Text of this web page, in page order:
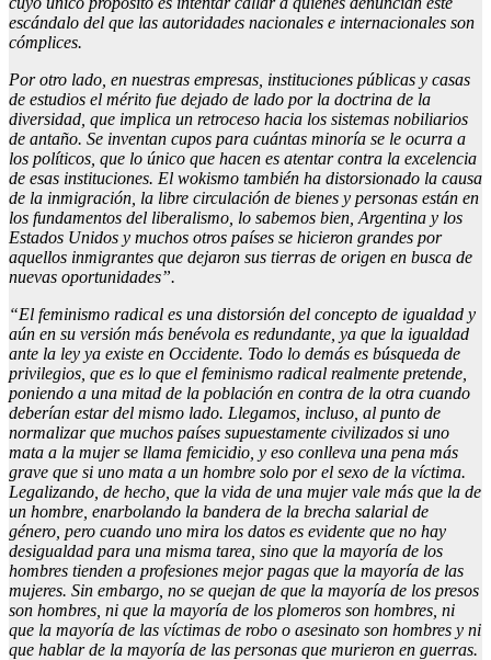
escándalo del que las autoridades nacionales e internacionales son
cómplices.
Por otro lado, en nuestras empresas, instituciones públicas y casas
de estudios el mérito fue dejado de lado por la doctrina de la
diversidad, que implica un retroceso hacia los sistemas nobiliarios
de antaño. Se inventan cupos para cuántas minoría se le ocurra a
los políticos, que lo único que hacen es atentar contra la excelencia
de esas instituciones. El wokismo también ha distorsionado la causa
de la inmigración, la libre circulación de bienes y personas están en
los fundamentos del liberalismo, lo sabemos bien, Argentina y los
Estados Unidos y muchos otros países se hicieron grandes por
aquellos inmigrantes que dejaron sus tierras de origen en busca de
nuevas oportunidades”.
“El feminismo radical es una distorsión del concepto de igualdad y
aún en su versión más benévola es redundante, ya que la igualdad
ante la ley ya existe en Occidente. Todo lo demás es búsqueda de
privilegios, que es lo que el feminismo radical realmente pretende,
poniendo a una mitad de la población en contra de la otra cuando
deberían estar del mismo lado. Llegamos, incluso, al punto de
normalizar que muchos países supuestamente civilizados si uno
mata a la mujer se llama femicidio, y eso conlleva una pena más
grave que si uno mata a un hombre solo por el sexo de la víctima.
Legalizando, de hecho, que la vida de una mujer vale más que la de
un hombre, enarbolando la bandera de la brecha salarial de
género, pero cuando uno mira los datos es evidente que no hay
desigualdad para una misma tarea, sino que la mayoría de los
hombres tienden a profesiones mejor pagas que la mayoría de las
mujeres. Sin embargo, no se quejan de que la mayoría de los presos
son hombres, ni que la mayoría de los plomeros son hombres, ni
que la mayoría de las víctimas de robo o asesinato son hombres y ni
que hablar de la mayoría de las personas que murieron en guerras.